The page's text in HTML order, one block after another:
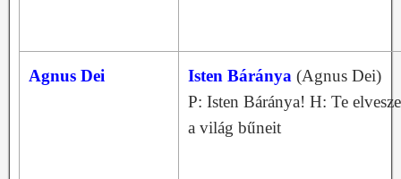
Agnus Dei Isten Báránya (Agnus Dei)
P: Isten Báránya! H: Te
a világ bűneit